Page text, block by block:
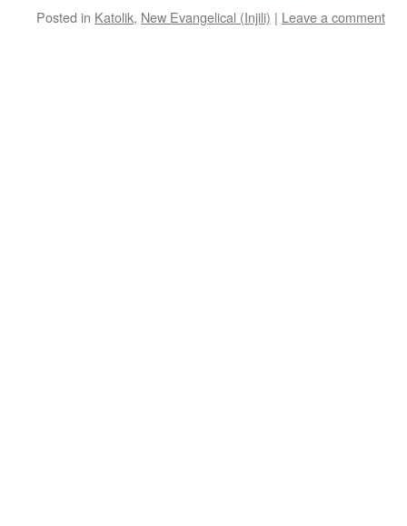
Posted in Katolik, New Evangelical (Injili) | Leave a comment